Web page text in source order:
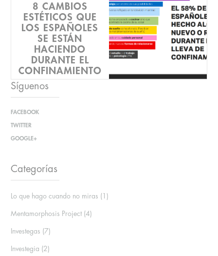
nos escribieron para
agradecernos la publicación
de nuestro estudio "EL LADO
BUENO DEL CONFINAM...
8 CAMBIOS
ESTÉTICOS QUE
LOS ESPAÑOLES
SE ESTÁN
HACIENDO
DURANTE EL
CONFINAMIENTO
En el estudio EL LADO
es lo más raro que habían
hecho estos días d...
Síguenos
FACEBOOK
TWITTER
GOOGLE+
Categorías
Lo que hago cuando no miras (1)
Mentamorphosis Project (4)
Investegas (7)
Investegia (2)